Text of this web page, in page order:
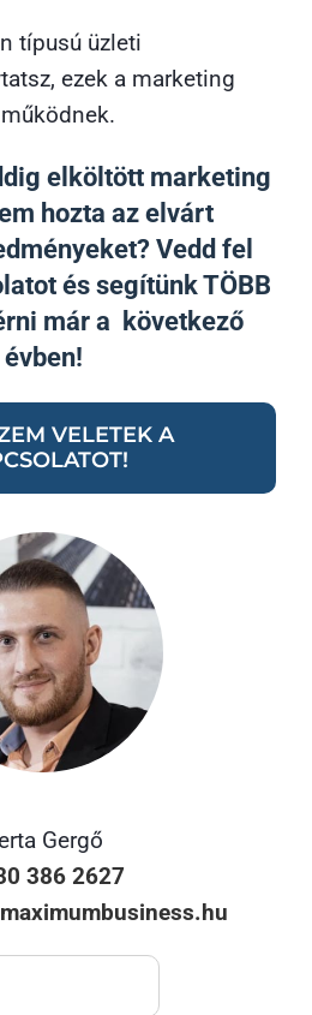
típusú üzleti
ezek a marketing
elköltött marketing
hozta az elvárt
Vedd fel
és segítünk TÖBB
már a következő
évben!
VELETEK A
Gergő
386 2627